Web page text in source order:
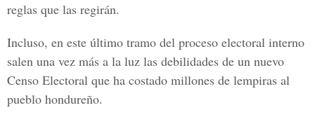
reglas que las regirán.
Incluso, en este último tramo del proceso electoral interno
salen una vez más a la luz las debilidades de un nuevo
Censo Electoral que ha costado millones de lempiras al
pueblo hondureño.